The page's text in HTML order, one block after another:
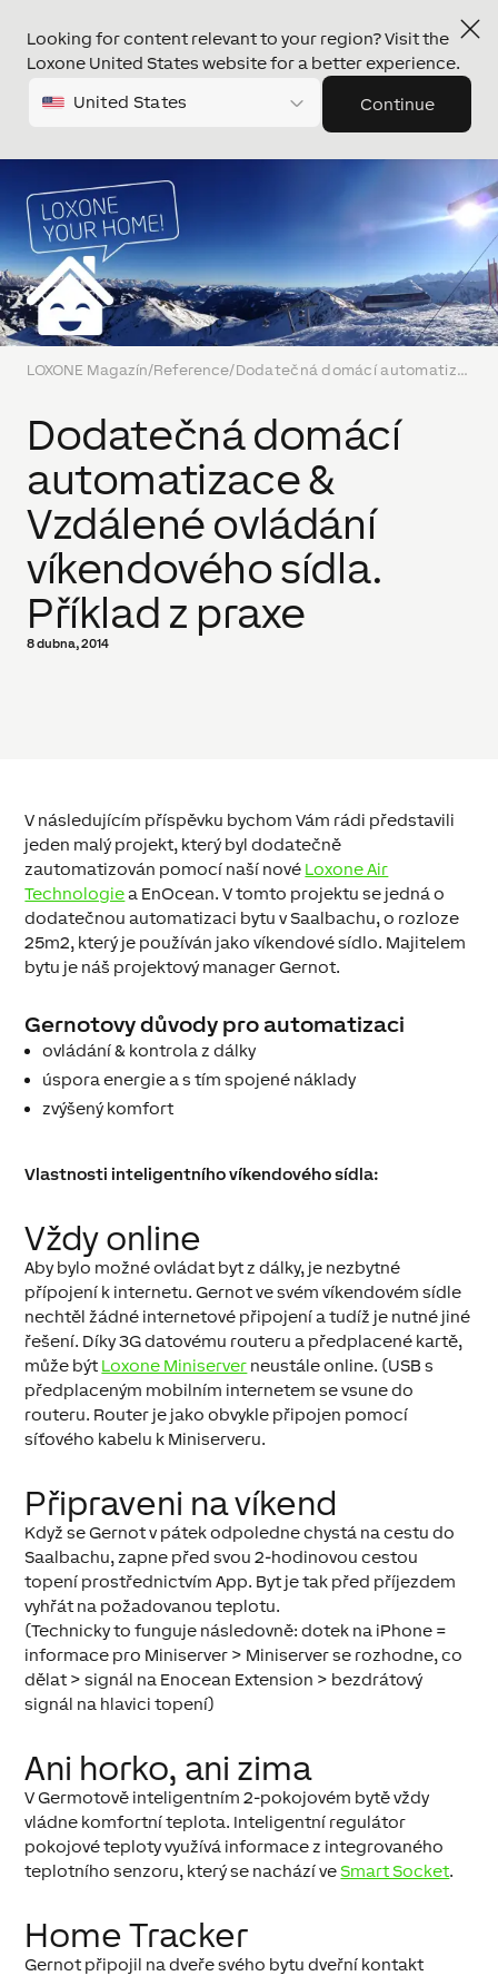
Looking for content relevant to your region? Visit the
Loxone United States website for a better experience.
United States Continue
LOXONE Magazín/Reference/ Dodatečná domácí automatizace & Vzdálené ovládání víkendového sídla. Příklad z praxe
Dodatečná domácí
automatizace &
Vzdálené ovládání
víkendového sídla.
Příklad z praxe
8 dubna, 2014
V následujícím příspěvku bychom Vám rádi představili
jeden malý projekt, který byl dodatečně
zautomatizován pomocí naší nové Loxone Air
Technologiea EnOcean. V tomto projektu se jedná o
dodatečnou automatizaci bytu v Saalbachu, o rozloze
25m2, který je používán jako víkendové sídlo. Majitelem
bytu je náš projektový manager Gernot.
Gernotovy důvody pro automatizaci
ovládání & kontrola z dálky
úspora energie a s tím spojené náklady
zvýšený komfort
Vlastnosti inteligentního víkendového sídla:
Vždy online
Aby bylo možné ovládat byt z dálky, je nezbytné
přípojení k internetu. Gernot ve svém víkendovém sídle
nechtěl žádné internetové připojení a tudíž je nutné jiné
řešení. Díky 3G datovému routeru a předplacené kartě,
může být Loxone Miniserver neustále online. (USB s
předplaceným mobilním internetem se vsune do
routeru. Router je jako obvykle připojen pomocí
síťového kabelu k Miniserveru.
Připraveni na víkend
Když se Gernot v pátek odpoledne chystá na cestu do
Saalbachu, zapne před svou 2-hodinovou cestou
topení prostřednictvím App. Byt je tak před příjezdem
vyhřát na požadovanou teplotu.
(Technicky to funguje následovně: dotek na iPhone =
informace pro Miniserver > Miniserver se rozhodne, co
dělat > signál na Enocean Extension > bezdrátový
signál na hlavici topení)
Ani horko, ani zima
V Germotově inteligentním 2-pokojovém bytě vždy
vládne komfortní teplota. Inteligentní regulátor
pokojové teploty využívá informace z integrovaného
teplotního senzoru, který se nachází veSmart Socket.
Home Tracker
Gernot připojil na dveře svého bytu dveřní kontakt